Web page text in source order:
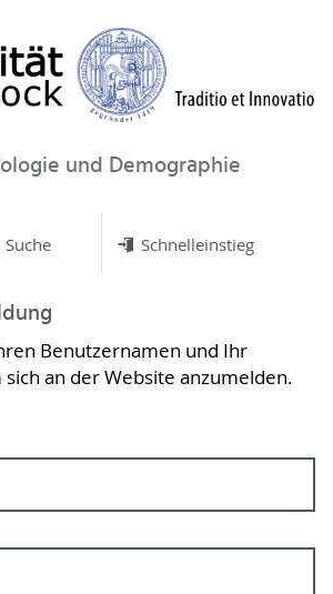
und Demographie
Suche Schnelleinstieg
Benutzernamen und Ihr
sich an der Website anzumelden.